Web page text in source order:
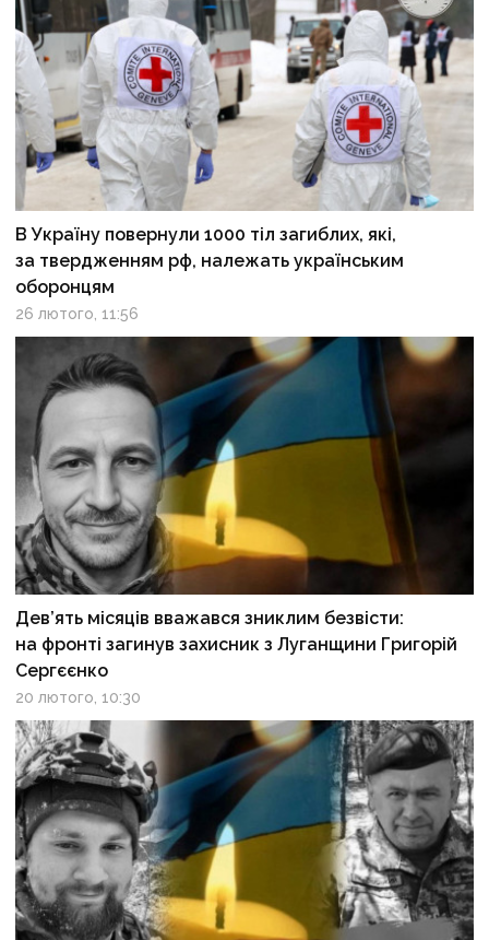
В Україну повернули 1000 тіл загиблих, які,
за твердженням рф, належать українським
оборонцям
26 лютого, 11:56
Дев’ять місяців вважався зниклим безвісти:
на фронті загинув захисник з Луганщини Григорій
Сергєєнко
20 лютого, 10:30